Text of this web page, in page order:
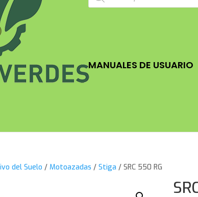
productos
MANUALES DE USUARIO
del Suelo /Motoazadas /Stiga / SRC 550 RG